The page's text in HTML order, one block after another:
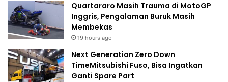
Quartararo Masih Trauma di MotoGP
Inggris, Pengalaman Buruk Masih
Membekas
19 hours ago
Next Generation Zero Down
TimeMitsubishi Fuso, Bisa Ingatkan
Ganti Spare Part